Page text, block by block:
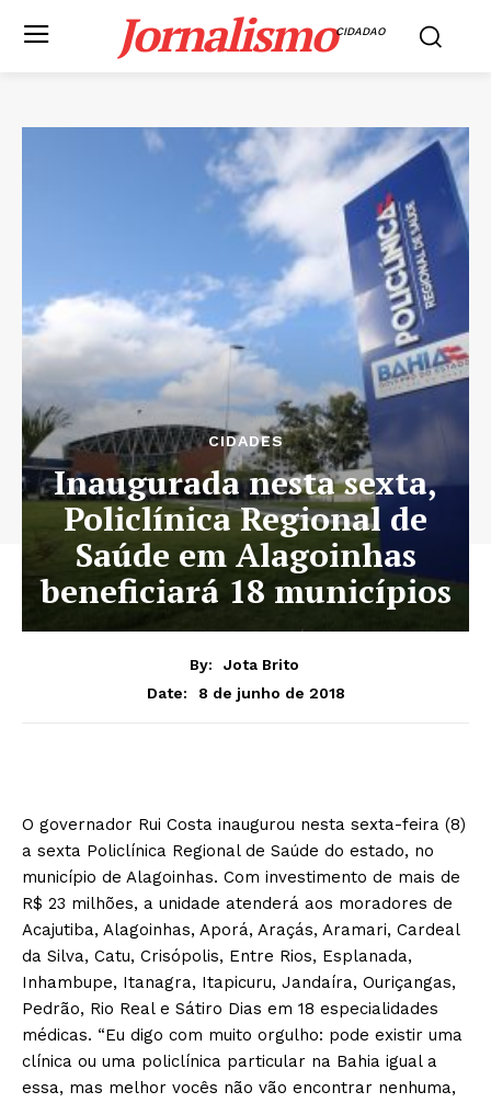
JornalismoCIDADAO
CIDADES
Inaugurada nesta sexta,
Policlínica Regional de
Saúde em Alagoinhas
beneficiará 18 municípios
By:
Jota Brito
Date:
8 de junho de 2018
O governador Rui Costa inaugurou nesta sexta-feira (8)
a sexta Policlínica Regional de Saúde do estado, no
município de Alagoinhas. Com investimento de mais de
R$ 23 milhões, a unidade atenderá aos moradores de
Acajutiba, Alagoinhas, Aporá, Araçás, Aramari, Cardeal
da Silva, Catu, Crisópolis, Entre Rios, Esplanada,
Inhambupe, Itanagra, Itapicuru, Jandaíra, Ouriçangas,
Pedrão, Rio Real e Sátiro Dias em 18 especialidades
médicas. “Eu digo com muito orgulho: pode existir uma
clínica ou uma policlínica particular na Bahia igual a
essa, mas melhor vocês não vão encontrar nenhuma,